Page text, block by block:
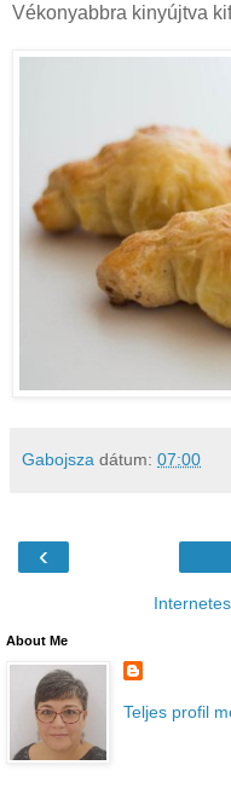
Vékonyabbra kinyújtva
Gabojsza dátum: 07:00
‹
About Me
Teljes profil